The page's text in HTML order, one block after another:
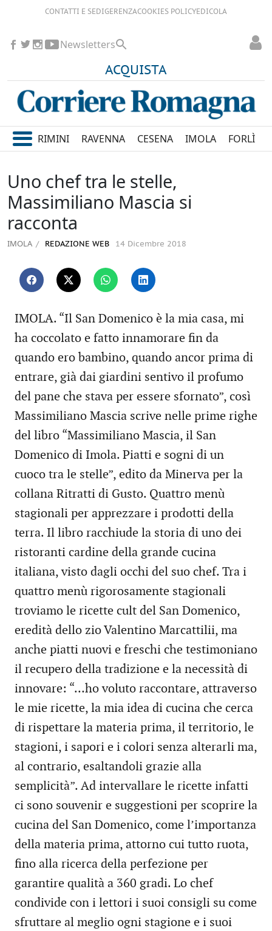
CONTATTI E SEDIGERENZACOOKIES POLICYEDICOLA
ACQUISTA
Newsletters
RIMINI RAVENNA CESENA IMOLA FORLÌ
Uno chef tra le stelle,
Massimiliano Mascia si
racconta
IMOLA REDAZIONE WEB 14 Dicembre 2018
IMOLA. “Il San Domenico è la mia casa, mi
ha coccolato e fatto innamorare fin da
quando ero bambino, quando ancor prima di
entrare, già dai giardini sentivo il profumo
del pane che stava per essere sfornato”, così
Massimiliano Mascia scrive nelle prime righe
del libro “Massimiliano Mascia, il San
Domenico di Imola. Piatti e sogni di un
cuoco tra le stelle”, edito da Minerva per la
collana Ritratti di Gusto. Quattro menù
stagionali per apprezzare i prodotti della
terra. Il libro racchiude la storia di uno dei
ristoranti cardine della grande cucina
italiana, visto dagli occhi del suo chef. Tra i
quattro menù rigorosamente stagionali
troviamo le ricette cult del San Domenico,
eredità dello zio Valentino Marcattilii, ma
anche piatti nuovi e freschi che testimoniano
il recupero della tradizione e la necessità di
innovare: “…ho voluto raccontare, attraverso
le mie ricette, la mia idea di cucina che cerca
di rispettare la materia prima, il territorio, le
stagioni, i sapori e i colori senza alterarli ma,
al contrario, esaltandoli grazie alla
semplicità”. Ad intervallare le ricette infatti
ci sono souvenir e suggestioni per scoprire la
cucina del San Domenico, come l’importanza
della materia prima, attorno cui tutto ruota,
fino alla ricerca della perfezione per
garantire qualità a 360 gradi. Lo chef
condivide con i lettori i suoi consigli su come
sfruttare al meglio ogni stagione e i suoi